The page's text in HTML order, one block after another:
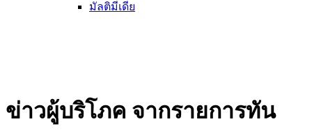
มัลติมีเดีย
ข่าวผู้บริโภค จากรายการทัน